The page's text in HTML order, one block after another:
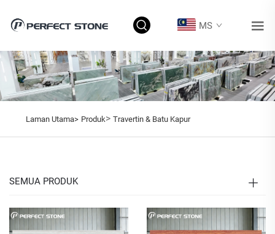
MS
Laman Utama> Produk> Travertin & Batu Kapur
SEMUA PRODUK